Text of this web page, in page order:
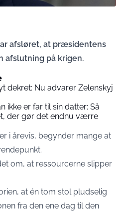
afsløret, at præsidentens
afslutning på krigen.
dekret: Nu advarer Zelenskyj
ikke er far til sin datter: Så
der gør det endnu værre
i årevis, begynder mange at
om, at ressourcerne slipper
at én tom stol pludselig
fra den ene dag til den